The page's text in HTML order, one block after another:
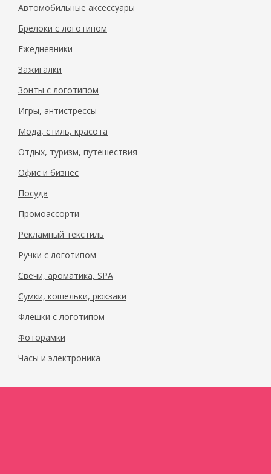
Автомобильные аксессуары
Брелоки с логотипом
Ежедневники
Зажигалки
Зонты с логотипом
Игры, антистрессы
Мода, стиль, красота
Отдых, туризм, путешествия
Офис и бизнес
Посуда
Промоассорти
Рекламный текстиль
Ручки с логотипом
Свечи, ароматика, SPA
Сумки, кошельки, рюкзаки
Флешки с логотипом
Фоторамки
Часы и электроника